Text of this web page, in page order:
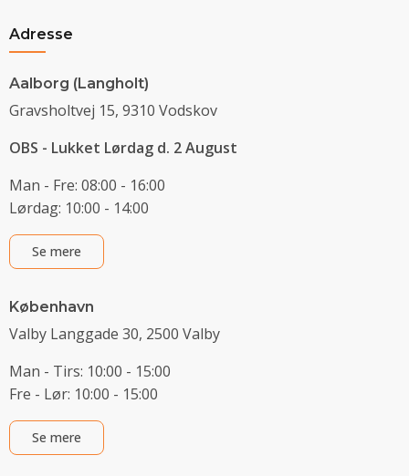
Adresse
Aalborg (Langholt)
Gravsholtvej 15, 9310 Vodskov
OBS - Lukket Lørdag d. 2 August
Man - Fre: 08:00 - 16:00
Lørdag: 10:00 - 14:00
Se mere
København
Valby Langgade 30, 2500 Valby
Man - Tirs: 10:00 - 15:00
Fre - Lør: 10:00 - 15:00
Se mere